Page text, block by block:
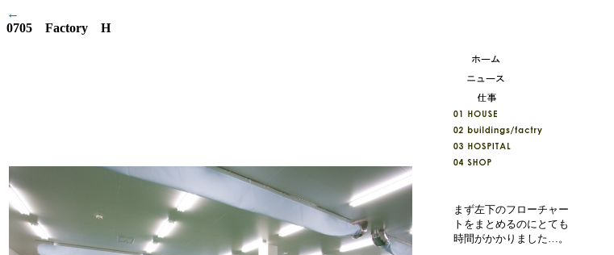
←
0705 Factory H
まず左下のフローチャー
トをまとめるのにとても
時間がかかりました…。